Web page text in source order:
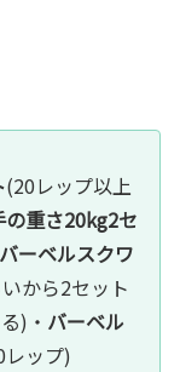
(20レップ以上
重さ20kg2セ
バーベルスクワ
から2セット
)・ バーベル
ップ)